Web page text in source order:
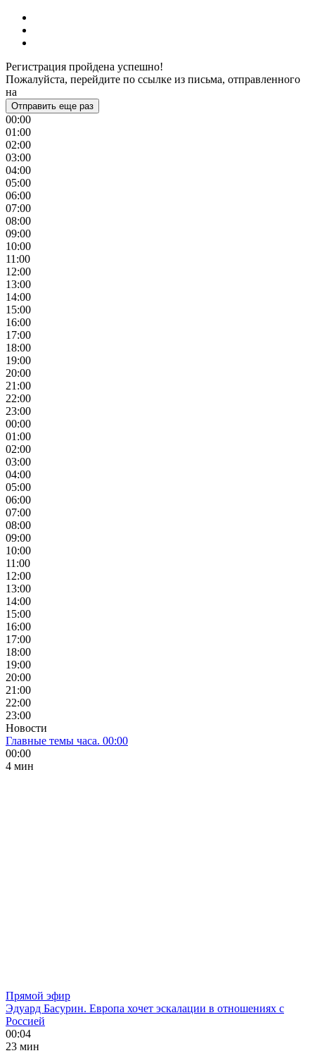
Регистрация пройдена успешно!
Пожалуйста, перейдите по ссылке из письма, отправленного
на
Отправить еще раз
00:00
01:00
02:00
03:00
04:00
05:00
06:00
07:00
08:00
09:00
10:00
11:00
12:00
13:00
14:00
15:00
16:00
17:00
18:00
19:00
20:00
21:00
22:00
23:00
00:00
01:00
02:00
03:00
04:00
05:00
06:00
07:00
08:00
09:00
10:00
11:00
12:00
13:00
14:00
15:00
16:00
17:00
18:00
19:00
20:00
21:00
22:00
23:00
Новости
Главные темы часа. 00:00
00:00
4 мин
Прямой эфир
Эдуард Басурин. Европа хочет эскалации в отношениях с
Россией
00:04
23 мин